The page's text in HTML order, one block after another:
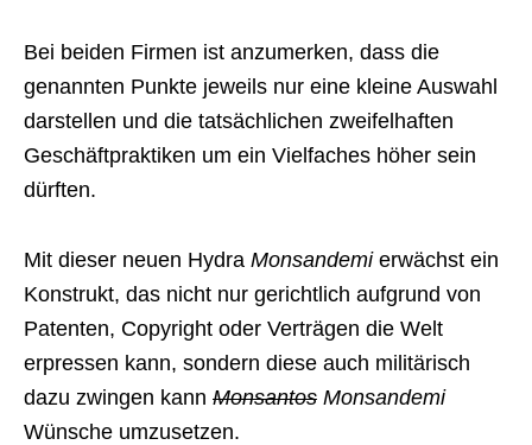
Bei beiden Firmen ist anzumerken, dass die
genannten Punkte jeweils nur eine kleine Auswahl
darstellen und die tatsächlichen zweifelhaften
Geschäftpraktiken um ein Vielfaches höher sein
dürften.
Mit dieser neuen Hydra Monsandemierwächst ein
Konstrukt, das nicht nur gerichtlich aufgrund von
Patenten, Copyright oder Verträgen die Welt
erpressen kann, sondern diese auch militärisch
dazu zwingen kann Monsantos Monsandemi
Wünsche umzusetzen.